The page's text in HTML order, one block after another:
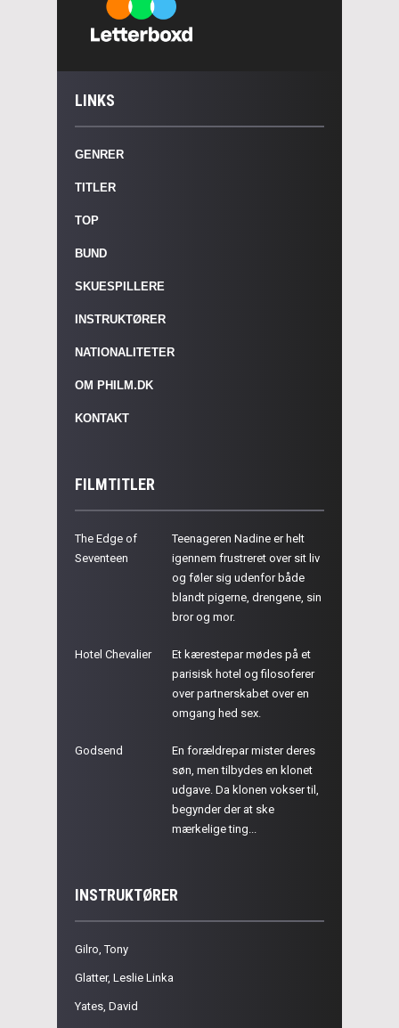
LINKS
GENRER
TITLER
TOP
BUND
SKUESPILLERE
INSTRUKTØRER
NATIONALITETER
OM PHILM.DK
KONTAKT
FILMTITLER
The Edge of
Seventeen
Teenageren Nadine er helt
igennem frustreret over sit liv
og føler sig udenfor både
blandt pigerne, drengene, sin
bror og mor.
Hotel Chevalier
Et kærestepar mødes på et
parisisk hotel og filosoferer
over partnerskabet over en
omgang hed sex.
Godsend
En forældrepar mister deres
søn, men tilbydes en klonet
udgave. Da klonen vokser til,
begynder der at ske
mærkelige ting...
INSTRUKTØRER
Gilro, Tony
Glatter, Leslie Linka
Yates, David